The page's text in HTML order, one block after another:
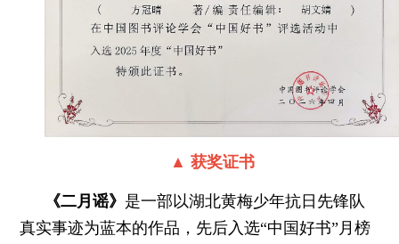
▲ 获奖证书
《二月谣》 是一部以湖北黄梅少年抗日先锋队
真实事迹为蓝本的作品，先后入选“中国好书”月榜